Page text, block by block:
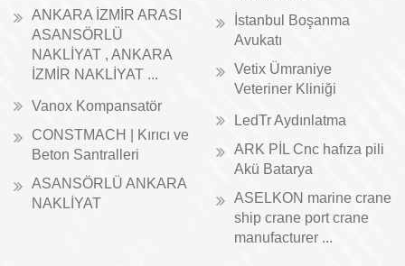
ANKARA İZMİR ARASI
ASANSÖRLÜ
NAKLİYAT , ANKARA
İZMİR NAKLİYAT ...
Vanox Kompansatör
CONSTMACH | Kırıcı ve
Beton Santralleri
ASANSÖRLÜ ANKARA
NAKLİYAT
İstanbul Boşanma
Avukatı
Vetix Ümraniye
Veteriner Kliniği
LedTr Aydınlatma
ARK PİL Cnc hafıza pili
Akü Batarya
ASELKON marine crane
ship crane port crane
manufacturer ...